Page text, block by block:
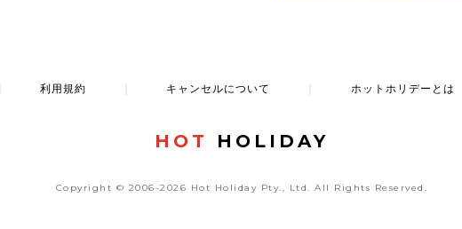
利用規約 キャンセルについて ホットホリデーとは
HOT HOLIDAY
Copyright © 2006-2026 Hot Holiday Pty., Ltd.All Rights Reserved.